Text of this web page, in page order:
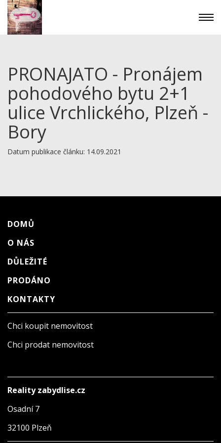
PRONAJATO - Pronájem
pohodového bytu 2+1
ulice Vrchlického, Plzeň -
Bory
Datum publikace článku: 14.09.2021
DOMŮ
O NÁS
DŮLEŽITÉ
PRODÁNO
KONTAKTY
Chci koupit nemovitost
Chci prodat nemovitost
Reality zabydlise.cz
Osadní 7
32100 Plzeň